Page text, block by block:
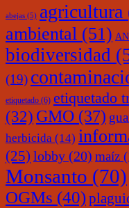
abejas (5) agricultura
ambiental (51)
biodiversidad
(19)
etiquetado (6) etiquetado
(32) GMO (37)
herbicida (14)
(25) lobby (20) maíz
Monsanto (70)
OGMs (40)